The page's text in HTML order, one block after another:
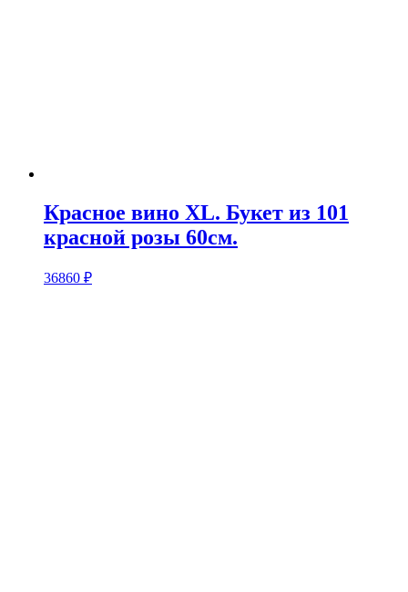
Красное вино XL. Букет из 101
красной розы 60см.
36860 ₽